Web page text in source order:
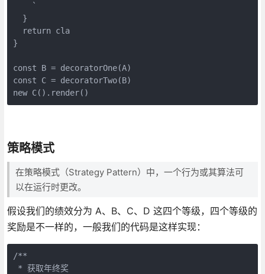
    `
  }
  return cla
}
const B = decoratorOne(A)
const C = decoratorTwo(B)
new C().render()
策略模式
在策略模式（Strategy Pattern）中，一个行为或其算法可
以在运行时更改。
假设我们的绩效分为 A、B、C、D 这四个等级，四个等级的
奖励是不一样的，一般我们的代码是这样实现：
/**
* 获取年终奖